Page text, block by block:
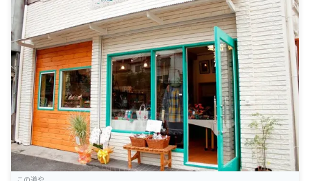
この道や